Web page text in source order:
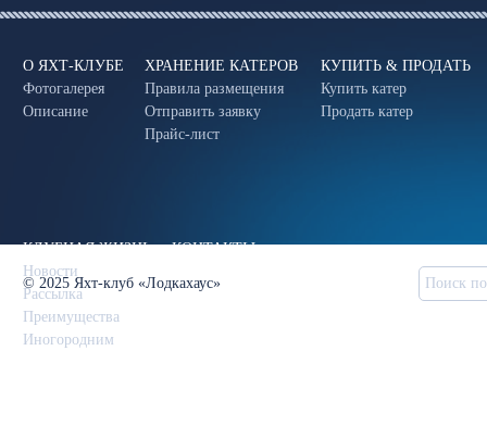
О ЯХТ-КЛУБЕ
Фотогалерея
Описание
ХРАНЕНИЕ КАТЕРОВ
Правила размещения
Отправить заявку
Прайс-лист
КУПИТЬ & ПРОДАТЬ
Купить катер
Продать катер
КЛУБНАЯ ЖИЗНЬ
Новости
Рассылка
Преимущества
Иногородним
КОНТАКТЫ
© 2025 Яхт-клуб «Лодкахаус»